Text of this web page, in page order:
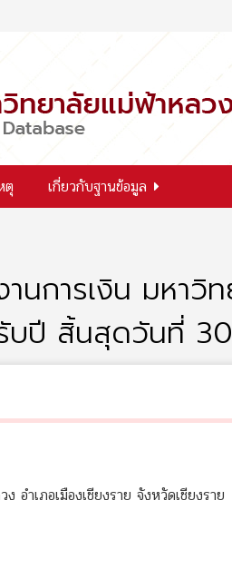
ตุ เกี่ยวกับฐานข้อมูล
นการเงิน มหาวิ
บปี สิ้นสุดวันที่
ำเภอเมืองเชียงราย จังหวัดเชียงราย